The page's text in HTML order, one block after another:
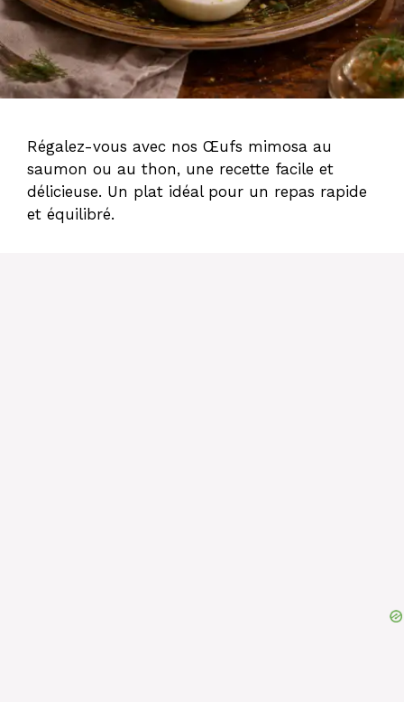
Régalez-vous avec nos Œufs mimosa au
saumon ou au thon, une recette facile et
délicieuse. Un plat idéal pour un repas rapide
et équilibré.